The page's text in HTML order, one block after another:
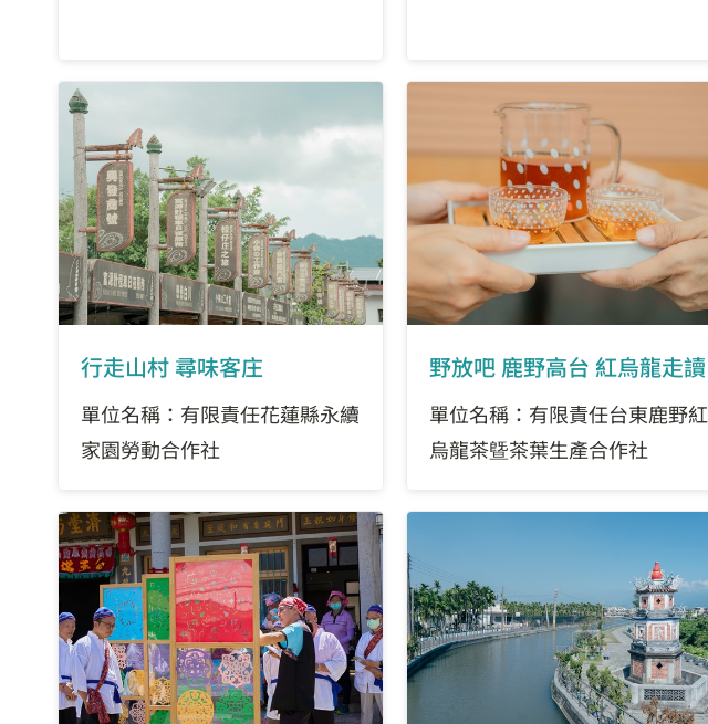
行走山村 尋味客庄
單位名稱：有限責任花蓮縣永續
家園勞動合作社
野放吧 鹿野高台 紅烏龍走讀
單位名稱：有限責任台東鹿野紅
烏龍茶曁茶葉生產合作社